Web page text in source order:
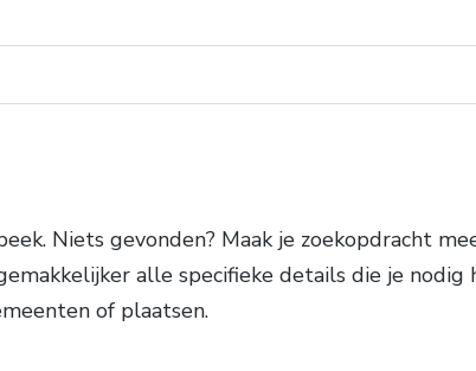
Niets gevonden? Maak je zoekopdracht
alle specifieke details die je nodig
of plaatsen.